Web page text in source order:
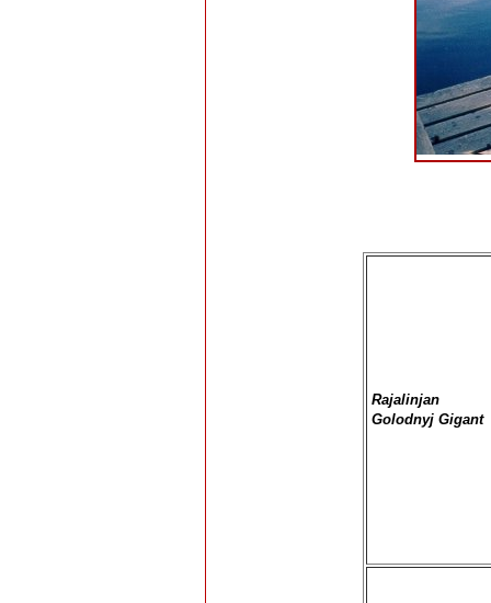
Rajalinjan
Golodnyj Gigant